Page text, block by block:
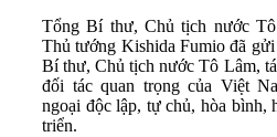
Tổng Bí thư, Chủ tịch nước
Thủ tướng Kishida Fumio đã
Bí thư, Chủ tịch nước Tô Lâm,
đối tác quan trọng của Việt
ngoại độc lập, tự chủ, hòa bình,
triển.